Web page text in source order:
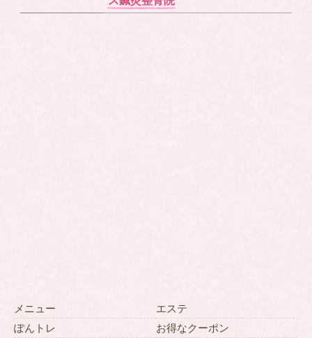
メニュー
エステ
ぽんトレ
お得なクーポン